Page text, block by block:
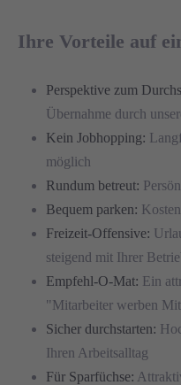
Ihre Vorteile auf
Perspektive zum
Übernahme durch
Kein Jobhopping:
möglich
Rundum betreut:
Bequem parken:
Freizeit-Offensive:
steigend mit Ihrer
Empfehl-O-Mat: Ein
"Mitarbeiter werben
Sicher durchstarten:
Ihren Arbeitsalltag
Für Sparfüchse: